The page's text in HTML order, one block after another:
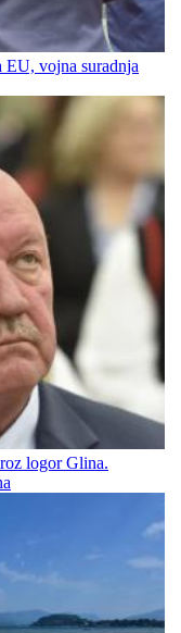
vojna suradnja
logor Glina.